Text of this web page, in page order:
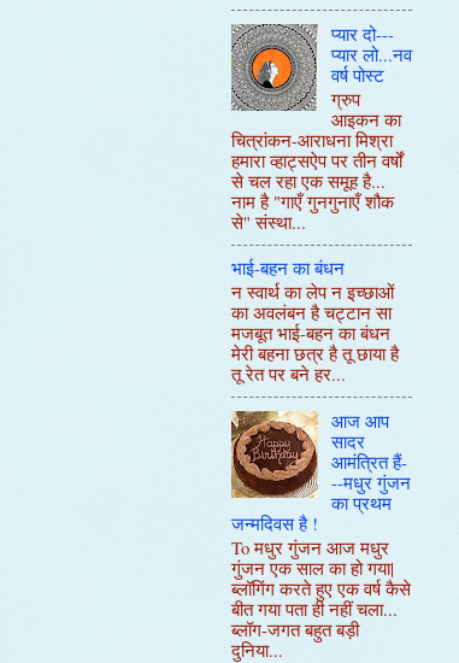
प्यार दो---
प्यार लो...नव
वर्ष पोस्ट
ग्रुप
आइकन का
चित्रांकन-आराधना मिश्रा
हमारा व्हाट्सऐप पर तीन वर्षों
से चल रहा एक समूह है...
नाम है "गाएँ गुनगुनाएँ शौक
से" संस्था...
भाई-बहन का बंधन
न स्वार्थ का लेप न इच्छाओं
का अवलंबन है चट्टान सा
मजबूत भाई-बहन का बंधन
मेरी बहना छत्र है तू छाया है
तू रेत पर बने हर...
आज आप
सादर
आमंत्रित हैं-
--मधुर गुंजन
का प्रथम
जन्मदिवस है !
To मधुर गुंजन आज मधुर
गुंजन एक साल का हो गया|
ब्लॉगिंग करते हुए एक वर्ष कैसे
बीत गया पता ही नहीं चला...
ब्लॉग-जगत बहुत बड़ी
दुनिया...